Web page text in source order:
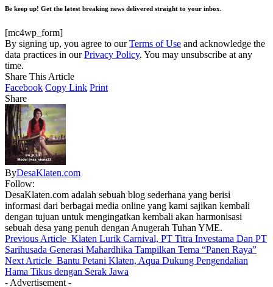
Be keep up! Get the latest breaking news delivered straight to your inbox.
[mc4wp_form]
By signing up, you agree to ourTerms of Use and acknowledge the
data practices in ourPrivacy Policy. You may unsubscribe at any
time.
Share This Article
Facebook Copy Link Print
Share
ByDesaKlaten.com
Follow:
DesaKlaten.com adalah sebuah blog sederhana yang berisi
informasi dari berbagai media online yang kami sajikan kembali
dengan tujuan untuk mengingatkan kembali akan harmonisasi
sebuah desa yang penuh dengan Anugerah Tuhan YME.
Previous Article Klaten Lurik Carnival, PT Titra Investama Dan PT
Sarihusada Generasi Mahardhika Tampilkan Tema “Panen Raya”
Next Article Bantu Petani Klaten, Aqua Dukung Pengendalian
Hama Tikus dengan Serak Jawa
- Advertisement -